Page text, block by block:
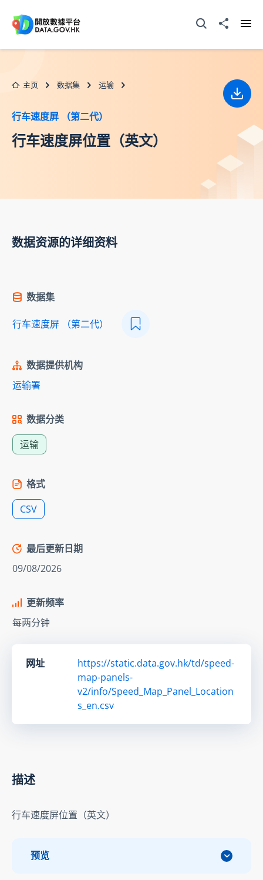
打开搜寻器分享至
主页 数据集 运输
行车速度屏 （第二代）
行车速度屏位置（英文）
下载
数据资源的详细资料
数据集
行车速度屏 （第二代）
数据提供机构
运输署
数据分类
运输
格式
CSV
最后更新日期
09/08/2026
更新频率
每两分钟
网址
https://static.data.gov.hk/td/speed-
map-panels-
v2/info/Speed_Map_Panel_Location
s_en.csv
描述
行车速度屏位置（英文）
预览